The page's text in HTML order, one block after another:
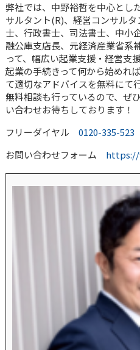
弊社では、中野裕哲を中心とし
サルタント(R)、経営コンサル
士、行政書士、司法書士、中小
融公庫支店長、元経済産業省系
って、幅広い起業支援・経営支
起業の手続きって何から始めれ
て適切なアドバイスを無料にて
無料相談も行っているので、ぜ
い合わせお待ちしております！
フリーダイヤル 0120-335-523
お問い合わせフォーム